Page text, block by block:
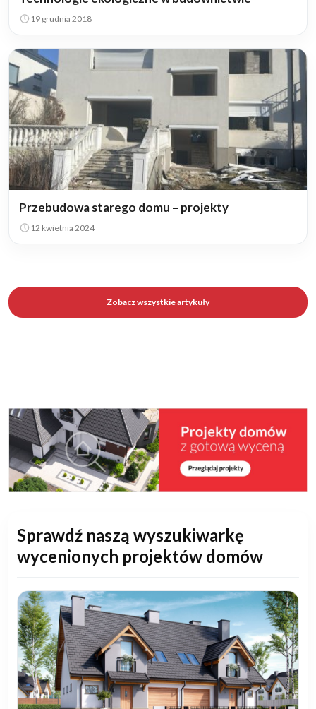
19 grudnia 2018
Przebudowa starego domu – projekty
12 kwietnia 2024
Zobacz wszystkie artykuły
Sprawdź naszą wyszukiwarkę
wycenionych projektów domów